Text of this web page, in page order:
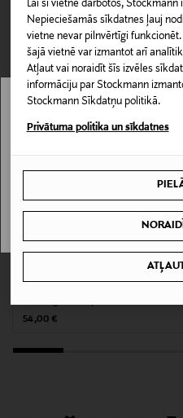
Lai šī vietne darbotos,
Nepieciešamās sīkdatnes ļauj
vietne nevar pilnvērtīgi
šajā vietnē var izmantot arī
Atļaut vai noraidīt šīs izvēles
informāciju par Stockmann
Stockmann Sīkdatņu politikā.
Privātuma politika un sīkdatnes
izgaismotu sejas augstākos
izbaliniet. * Nesatur
vai blakusproduktus.
Tekstūra
Vegāns
Ražotājvalsts
ĶĪNA
Keilaranta 13 A, 02150,
jāpaziņo iepriekš. Veselības un
nedrīkst atdot atpakaļ
atvērts. Aizzīmogotiem
kas tiek atdoti atpakaļ, ir jābūt
iepakojumā.
PREČU ATGRIEŠANAS
CITI KLIENTI
Original Price
54,00 €
Stockmann nav